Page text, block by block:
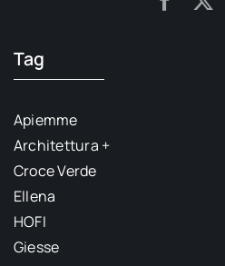
Tag
Apiemme
Architettura +
Croce Verde
Ellena
HOFI
Giesse